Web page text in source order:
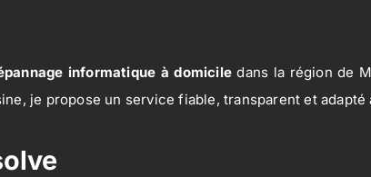
informatique à domicile dans la région de
je propose un service fiable, transparent et adapté